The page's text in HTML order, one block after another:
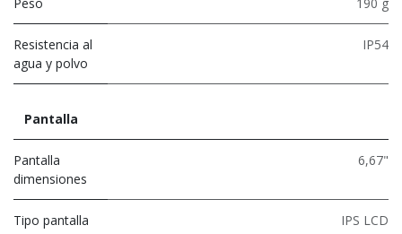
Resistencia al
agua y polvo
IP54
Pantalla
Pantalla
dimensiones
6,67"
Tipo pantalla IPS LCD